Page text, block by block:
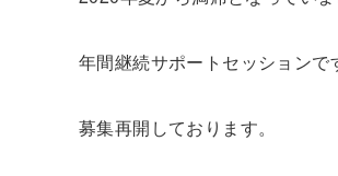
年間継続サポートセッションで
募集再開しております。